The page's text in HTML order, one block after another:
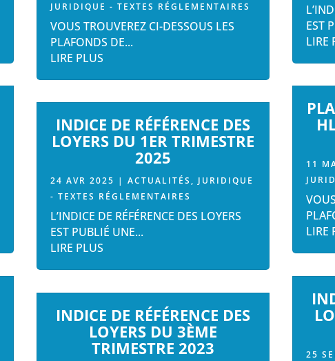
JURIDIQUE - TEXTES RÉGLEMENTAIRES
VOUS TROUVEREZ CI-DESSOUS LES
PLAFONDS DE...
LIRE PLUS
INDICE DE RÉFÉRENCE DES
LOYERS DU 1ER TRIMESTRE
2025
24 AVR 2025 | ACTUALITÉS , JURIDIQUE
- TEXTES RÉGLEMENTAIRES
L’INDICE DE RÉFÉRENCE DES LOYERS
EST PUBLIÉ UNE...
LIRE PLUS
INDICE DE RÉFÉRENCE DES
LOYERS DU 3ÈME
TRIMESTRE 2023
EST
LIRE
11
LIRE
25